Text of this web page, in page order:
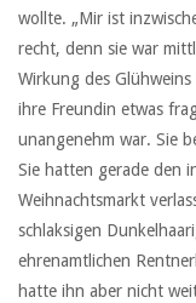
wollte. „Mir ist
recht, denn sie war
Wirkung des
ihre Freundin etwas
unangenehm war. Sie
Sie hatten gerade den
Weihnachtsmarkt
schlaksigen
ehrenamtlichen
hatte ihn aber nicht